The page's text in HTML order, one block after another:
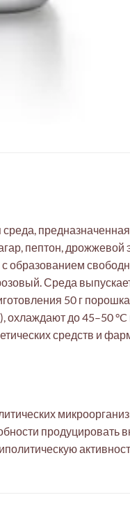
пептон, дрожжевой
образованием
Среда
50 г
охлаждают до 45–50
средств и
продуцировать